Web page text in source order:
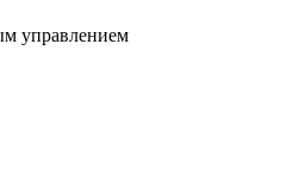
управлением